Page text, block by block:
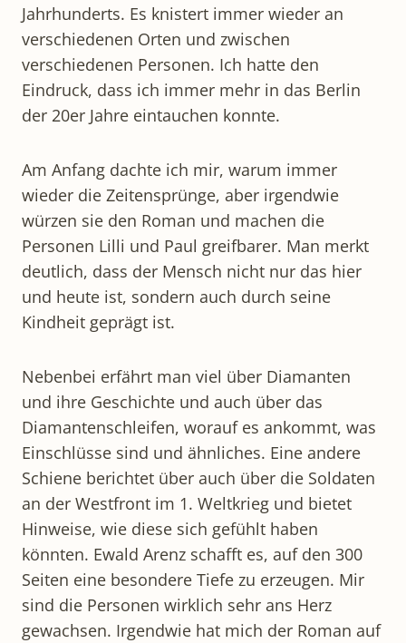
Jahrhunderts. Es knistert immer wieder an
verschiedenen Orten und zwischen
verschiedenen Personen. Ich hatte den
Eindruck, dass ich immer mehr in das Berlin
der 20er Jahre eintauchen konnte.
Am Anfang dachte ich mir, warum immer
wieder die Zeitensprünge, aber irgendwie
würzen sie den Roman und machen die
Personen Lilli und Paul greifbarer. Man merkt
deutlich, dass der Mensch nicht nur das hier
und heute ist, sondern auch durch seine
Kindheit geprägt ist.
Nebenbei erfährt man viel über Diamanten
und ihre Geschichte und auch über das
Diamantenschleifen, worauf es ankommt, was
Einschlüsse sind und ähnliches. Eine andere
Schiene berichtet über auch über die Soldaten
an der Westfront im 1. Weltkrieg und bietet
Hinweise, wie diese sich gefühlt haben
könnten. Ewald Arenz schafft es, auf den 300
Seiten eine besondere Tiefe zu erzeugen. Mir
sind die Personen wirklich sehr ans Herz
gewachsen. Irgendwie hat mich der Roman auf